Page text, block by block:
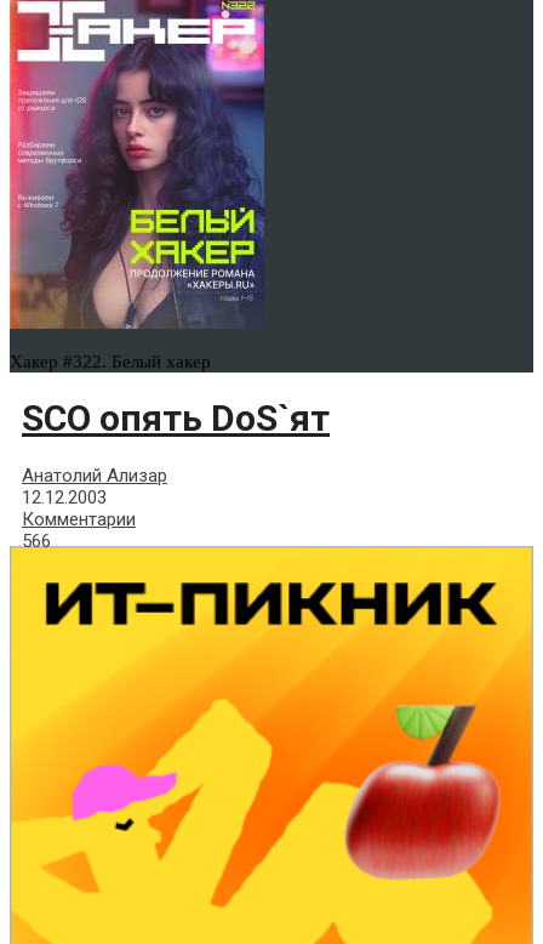
Хакер #322. Белый хакер
SCO опять DoS`ят
Анатолий Ализар
12.12.2003
Комментарии
566